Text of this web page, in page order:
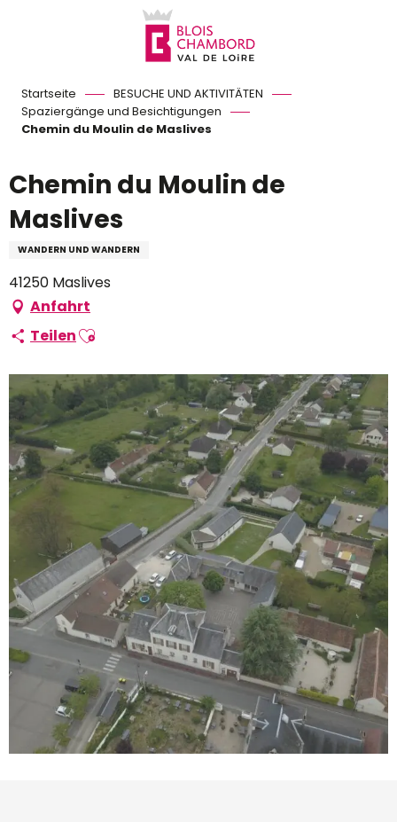
Startseite
BESUCHE UND AKTIVITÄTEN
Spaziergänge und Besichtigungen
Chemin du Moulin de Maslives
Chemin du Moulin de
Maslives
WANDERN UND WANDERN
41250 Maslives
Anfahrt
TeilenAjouter aux favoris